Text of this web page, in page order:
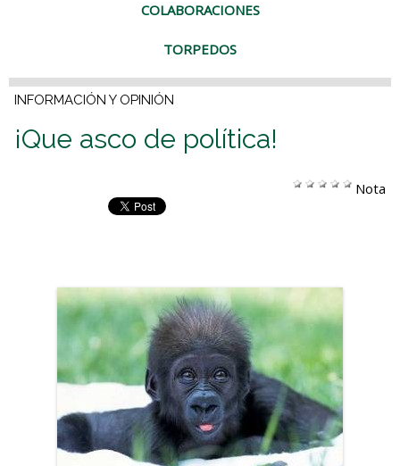
COLABORACIONES
TORPEDOS
INFORMACIÓN Y OPINIÓN
¡Que asco de política!
Nota